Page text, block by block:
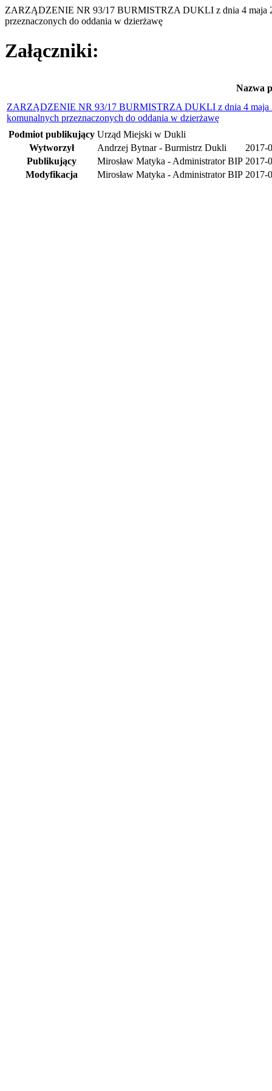
ZARZĄDZENIE NR 93/17 BURMISTRZA DUKLI z dnia 4 maja
przeznaczonych do oddania w dzierżawę
Załączniki:
Nazwa
ZARZĄDZENIE NR 93/17 BURMISTRZA DUKLI z dnia 4 maja
komunalnych przeznaczonych do oddania w dzierżawę
Podmiot publikujący Urząd Miejski w Dukli
Wytworzył
Andrzej Bytnar - Burmistrz Dukli
2017-
Publikujący
Mirosław Matyka - Administrator BIP 2017-
Modyfikacja
Mirosław Matyka - Administrator BIP 2017-